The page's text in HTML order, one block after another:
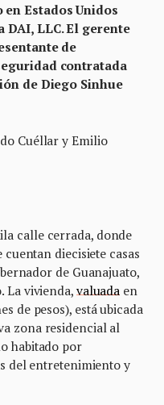
Estados Unidos
DAI, LLC. El gerente
de
contratada
de Diego Sinhue
Cuéllar y Emilio
calle cerrada, donde
diecisiete casas
de Guanajuato,
La vivienda, valuada en
de pesos), está ubicada
zona residencial al
habitado por
del entretenimiento y